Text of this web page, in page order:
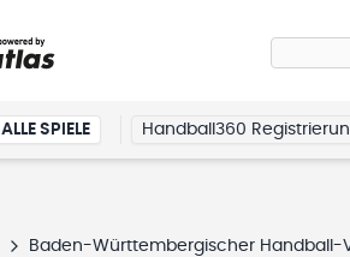
ALLE SPIELE Handball360
Baden-Württembergischer Handball-